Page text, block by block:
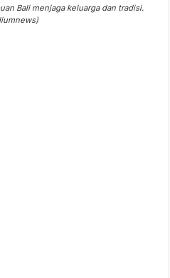
Bali menjaga keluarga dan tradisi.